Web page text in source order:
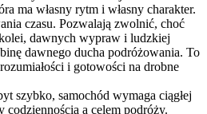
ma własny rytm i własny charakter.
czasu. Pozwalają zwolnić, choć
kolei, dawnych wypraw i ludzkiej
dawnego ducha podróżowania. To
i gotowości na drobne
szybko, samochód wymaga ciągłej
codziennością a celem podróży.